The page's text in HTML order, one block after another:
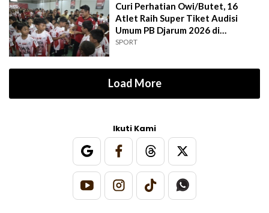
Curi Perhatian Owi/Butet, 16
Atlet Raih Super Tiket Audisi
Umum PB Djarum 2026 di
Makassar
SPORT
Load More
Ikuti Kami